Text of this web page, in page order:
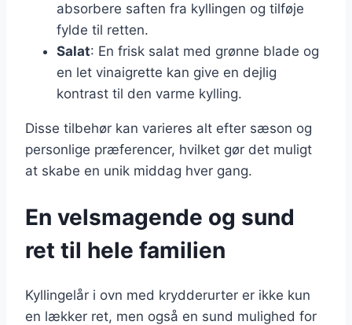
absorbere saften fra kyllingen og tilføje
fylde til retten.
Salat: En frisk salat med grønne blade og
en let vinaigrette kan give en dejlig
kontrast til den varme kylling.
Disse tilbehør kan varieres alt efter sæson og
personlige præferencer, hvilket gør det muligt
at skabe en unik middag hver gang.
En velsmagende og sund
ret til hele familien
Kyllingelår i ovn med krydderurter er ikke kun
en lækker ret, men også en sund mulighed for